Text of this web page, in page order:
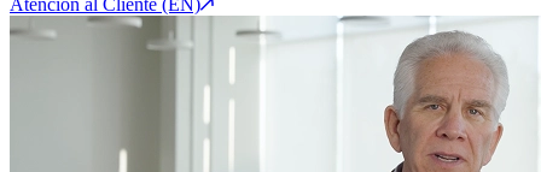
Atención al Cliente (EN)